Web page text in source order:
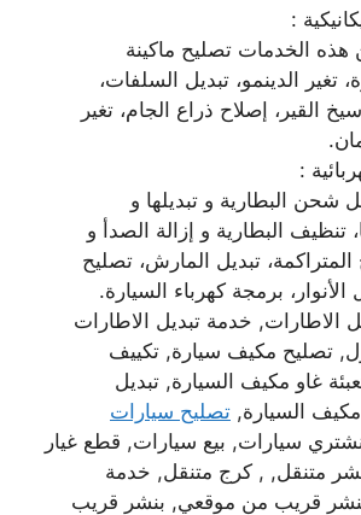
:
الخدمات تصليح ماكينة
تغير الدينمو، تبديل السلفات،
القير، إصلاح ذراع الجام، تغير
:
شحن البطارية و تبديلها و
تنظيف البطارية و إزالة الصدأ و
المتراكمة، تبديل المارش، تصليح
الأنوار، برمجة كهرباء السيارة.
الاطارات, خدمة تبديل الاطارات
تصليح مكيف سيارة, تكييف
غاو مكيف السيارة, تبديل
السيارة, تصليح سيارات
سيارات, بيع سيارات, قطع غيار
متنقل, , كرج متنقل, خدمة
قريب من موقعي, بنشر قريب